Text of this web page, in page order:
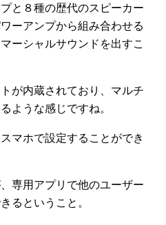
と８種の歴代のスピーカー
ーアンプから組み合わせる
ーシャルサウンドを出すこ
が内蔵されており、マルチ
ような感じですね。
マホで設定することができ
専用アプリで他のユーザー
るということ。